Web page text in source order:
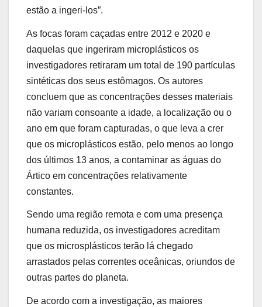
estão a ingeri-los”.
As focas foram caçadas entre 2012 e 2020 e
daquelas que ingeriram microplásticos os
investigadores retiraram um total de 190 partículas
sintéticas dos seus estômagos. Os autores
concluem que as concentrações desses materiais
não variam consoante a idade, a localização ou o
ano em que foram capturadas, o que leva a crer
que os microplásticos estão, pelo menos ao longo
dos últimos 13 anos, a contaminar as águas do
Ártico em concentrações relativamente
constantes.
Sendo uma região remota e com uma presença
humana reduzida, os investigadores acreditam
que os microsplásticos terão lá chegado
arrastados pelas correntes oceânicas, oriundos de
outras partes do planeta.
De acordo com a investigação, as maiores